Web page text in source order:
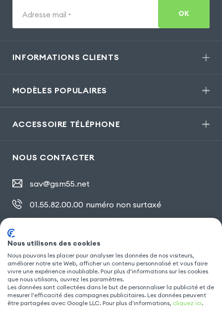
Adresse mail * OK
INFORMATIONS CLIENTS
MODÈLES POPULAIRES
ACCESSOIRE TÉLÉPHONE
NOUS CONTACTER
sav@gsm55.net
01.55.82.00.00 numéro non surtaxé
SUIVEZ NOUS
Nous utilisons des cookies
Nous pouvons les placer pour analyser les données de nos visiteurs,
améliorer notre site Web, afficher un contenu personnalisé et vous faire
vivre une expérience inoubliable. Pour plus d'informations sur les cookies
que nous utilisons, ouvrez les paramètres.
Les données sont collectées dans le but de personnaliser la publicité et de
mesurer l'efficacité des campagnes publicitaires. Les données peuvent
être partagées avec Google LLC. Pour plus d'informations, cliquez ici.